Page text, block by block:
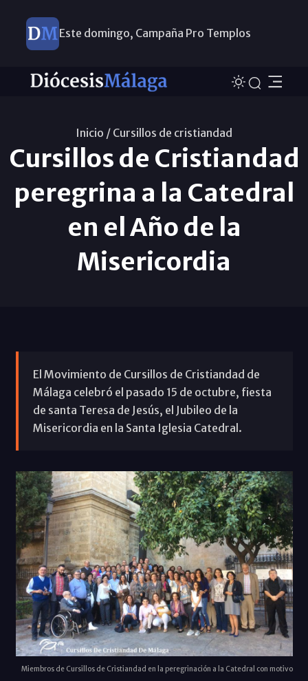
Este domingo, Campaña Pro Templos
Inicio / Cursillos de cristiandad
Cursillos de Cristiandad
peregrina a la Catedral
en el Año de la
Misericordia
El Movimiento de Cursillos de Cristiandad de
Málaga celebró el pasado 15 de octubre, fiesta
de santa Teresa de Jesús, el Jubileo de la
Misericordia en la Santa Iglesia Catedral.
Miembros de Cursillos de Cristiandad en la peregrinación a la Catedral con motivo